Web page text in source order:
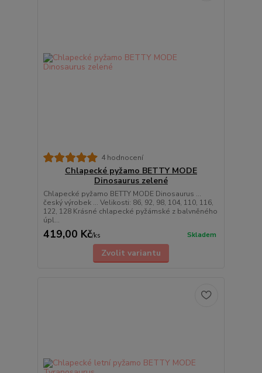
4 hodnocení
Chlapecké pyžamo BETTY MODE
Dinosaurus zelené
Chlapecké pyžamo BETTY MODE Dinosaurus ...
český výrobek ... Velikosti: 86, 92, 98, 104, 110, 116,
122, 128 Krásné chlapecké pyžámské z balvněného
úpl...
419,00 Kč/ks Skladem
Zvolit variantu